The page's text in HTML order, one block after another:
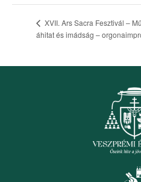
XVII. Ars Sacra Fesztivál –
áhitat és imádság –